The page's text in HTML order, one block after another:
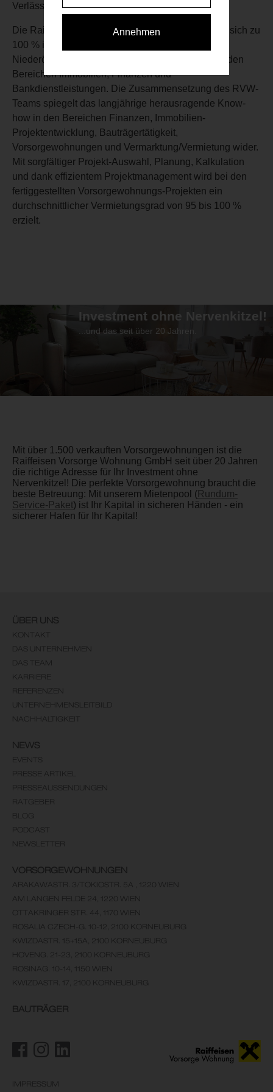
Verlässlichkeit und hohe Professionalität.“
Die Raiffeisen Vorsorge Wohnung GmbH befindet sich zu
100 % im Eigentum der Raiffeisen- Holding
Niederösterreich-Wien AG und nützt Synergien in den
Bereichen Immobilien, Finanzen und
Bankdienstleistungen. Die Zusammensetzung des RVW-
Teams spiegelt das langjährige herausragende Know-
how in den Bereichen Finanzen, Immobilien-
Projektentwicklung, Bauträgertätigkeit,
Vorsorgewohnungen und Vermarktung/Vermietung wider.
Mit sorgfältiger Projekt-Auswahl, Planung, Kalkulation
und dank effizientem Projektmanagement wird bei den
fertiggestellten Vorsorgewohnungs-Projekten ein
durchschnittlicher Vermietungsgrad von 95 bis 100 %
erzielt.
Investment ohne Nervenkitzel!
...und das seit über 20 Jahren.
Mit über 1.500 verkauften Vorsorgewohnungen ist die
Raiffeisen Vorsorge Wohnung GmbH seit über 20 Jahren
die richtige Adresse für Ihr Investment ohne
Nervenkitzel! Die perfekte Vorsorgewohnung braucht die
beste Betreuung: Mit unserem Mietenpool (Rundum-
Service-Paket) ist Ihr Kapital in sicheren Händen - ein
sicherer Hafen für Ihr Kapital!
ÜBER UNS
KONTAKT
DAS UNTERNEHMEN
DAS TEAM
KARRIERE
REFERENZEN
UNTERNEHMENSLEITBILD
NACHHALTIGKEIT
NEWS
EVENTS
PRESSE ARTIKEL
PRESSEAUSSENDUNGEN
RATGEBER
BLOG
PODCAST
NEWSLETTER
VORSORGEWOHNUNGEN
ARAKAWASTR. 3/TOKIOSTR. 5A , 1220 WIEN
AM LANGEN FELDE 24, 1220 WIEN
OTTAKRINGER STR. 44, 1170 WIEN
ROSALIA CZECH-G. 10-12, 2100 KORNEUBURG
KWIZDASTR. 15+15A, 2100 KORNEUBURG
HOVENG. 21-23, 2100 KORNEUBURG
ROSINAG. 10-14, 1150 WIEN
KWIZDASTR. 17, 2100 KORNEUBURG
BAUTRÄGER
IMPRESSUM
Annehmen